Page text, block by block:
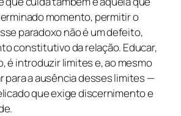
momento, permitir o
paradoxo não é um defeito,
constitutivo da relação. Educar,
é introduzir limites e, ao mesmo
para a ausência desses limites —
que exige discernimento e